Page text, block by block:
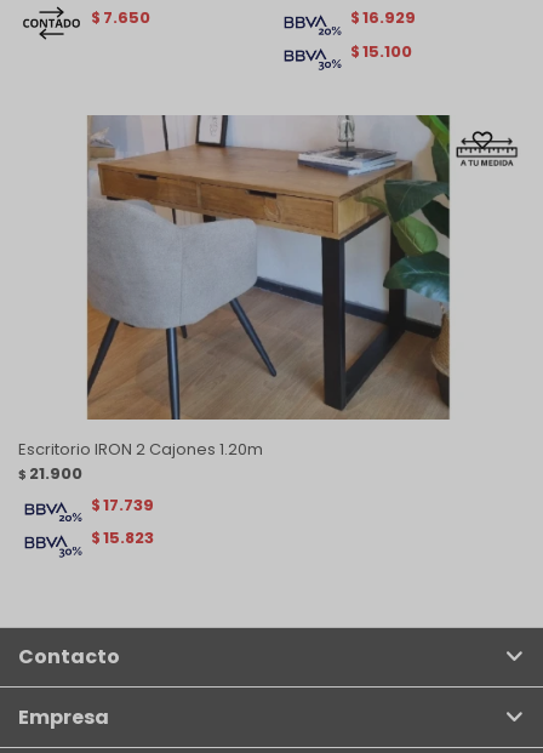
$ 7.650
$15.100
$16.929
Escritorio IRON 2 Cajones 1.20m
$ 21.900
$15.823
$17.739
Contacto
Empresa